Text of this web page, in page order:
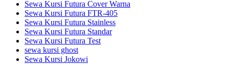
Sewa Kursi Futura Cover Warna
Sewa Kursi Futura FTR-405
Sewa Kursi Futura Stainless
Sewa Kursi Futura Standar
Sewa Kursi Futura Test
sewa kursi ghost
Sewa Kursi Jokowi